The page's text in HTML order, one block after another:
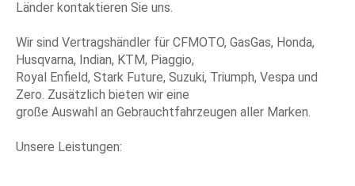
Länder kontaktieren Sie uns.
Wir sind Vertragshändler für CFMOTO, GasGas, Honda,
Husqvarna, Indian, KTM, Piaggio,
Royal Enfield, Stark Future, Suzuki, Triumph, Vespa und
Zero. Zusätzlich bieten wir eine
große Auswahl an Gebrauchtfahrzeugen aller Marken.
Unsere Leistungen: